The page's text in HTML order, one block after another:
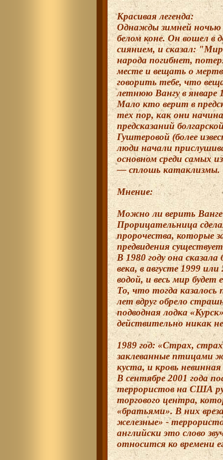
Красивая легенда:
Однажды зимней ночью
белом коне. Он вошел в
сиянием, и сказал: "Мир
народа погибнет,
месте и вещать о
говорить тебе, что
летнюю Вангу в январе
Мало кто верит в
тех пор, как они
предсказаний
Гуштеровой (более
люди начали
основном среди самых
— сплошь катаклизмы.
Мнение:
Можно ли верить
Прорицательница
пророчества, которые
предвидения
В 1980 году она
века, в августе 1999
водой, и весь мир будет
То, что тогда казалось
лет вдруг обрело
подводная лодка
действительно никак
1989 год: «Страх,
заклеванные птицами
куста, и кровь
В сентябре 2001 года
террористов на США
торгового центра,
«братьями». В них
железные» -
английски это слово
относится ко времени